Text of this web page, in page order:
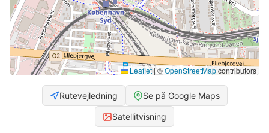
Leaflet|©OpenStreetMapcontributors
Rutevejledning Se på Google Maps
Satellitvisning